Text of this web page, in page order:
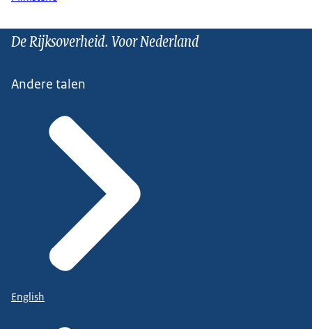
De Rijksoverheid. Voor Nederland
Andere talen
English